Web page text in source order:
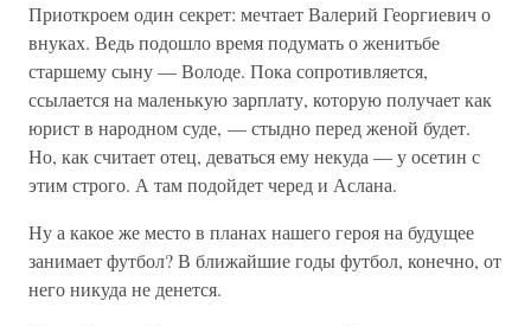
Приоткроем один секрет: мечтает Валерий Георгиевич о
внуках. Ведь подошло время подумать о женитьбе
старшему сыну — Володе. Пока сопротивляется,
ссылается на маленькую зарплату, которую получает как
юрист в народном суде, — стыдно перед женой будет.
Но, как считает отец, деваться ему некуда — у осетин с
этим строго. А там подойдет черед и Аслана.
Ну а какое же место в планах нашего героя на будущее
занимает футбол? В ближайшие годы футбол, конечно, от
него никуда не денется.